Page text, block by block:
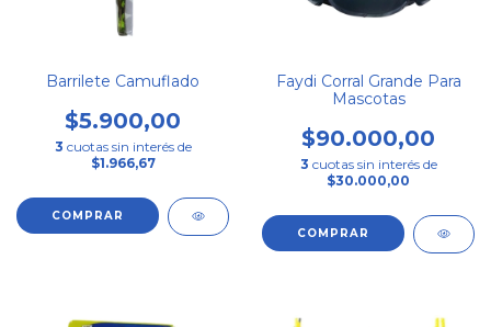
Barrilete Camuflado
$5.900,00
3 cuotas sin interés de
$1.966,67
Faydi Corral Grande Para
Mascotas
$90.000,00
3 cuotas sin interés de
$30.000,00